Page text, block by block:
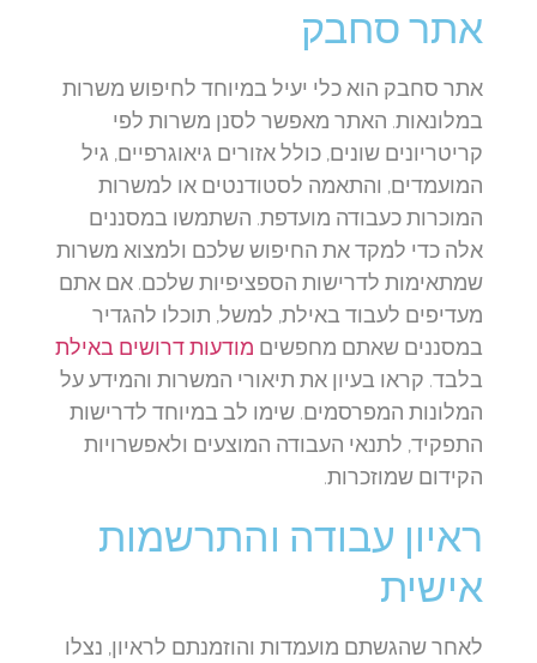
אתר סחבק
אתר סחבק הוא כלי יעיל במיוחד לחיפוש משרות
במלונאות. האתר מאפשר לסנן משרות לפי
קריטריונים שונים, כולל אזורים גיאוגרפיים, גיל
המועמדים, והתאמה לסטודנטים או למשרות
המוכרות כעבודה מועדפת. השתמשו במסננים
אלה כדי למקד את החיפוש שלכם ולמצוא משרות
שמתאימות לדרישות הספציפיות שלכם. אם אתם
מעדיפים לעבוד באילת, למשל, תוכלו להגדיר
במסננים שאתם מחפשיםמודעות דרושים באילת
בלבד. קראו בעיון את תיאורי המשרות והמידע על
המלונות המפרסמים. שימו לב במיוחד לדרישות
התפקיד, לתנאי העבודה המוצעים ולאפשרויות
הקידום שמוזכרות.
ראיון עבודה והתרשמות
אישית
לאחר שהגשתם מועמדות והוזמנתם לראיון, נצלו